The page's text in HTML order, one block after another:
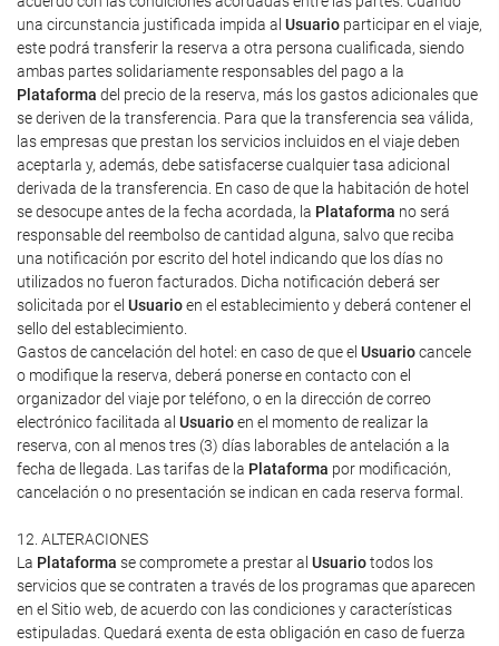
una circunstancia justificada impida al Usuario participar en el viaje,
este podrá transferir la reserva a otra persona cualificada, siendo
ambas partes solidariamente responsables del pago a la
Plataforma del precio de la reserva, más los gastos adicionales que
se deriven de la transferencia. Para que la transferencia sea válida,
las empresas que prestan los servicios incluidos en el viaje deben
aceptarla y, además, debe satisfacerse cualquier tasa adicional
derivada de la transferencia. En caso de que la habitación de hotel
se desocupe antes de la fecha acordada, la Plataforma no será
responsable del reembolso de cantidad alguna, salvo que reciba
una notificación por escrito del hotel indicando que los días no
utilizados no fueron facturados. Dicha notificación deberá ser
solicitada por el Usuarioen el establecimiento y deberá contener el
sello del establecimiento.
Gastos de cancelación del hotel: en caso de que el Usuariocancele
o modifique la reserva, deberá ponerse en contacto con el
organizador del viaje por teléfono, o en la dirección de correo
electrónico facilitada al Usuarioen el momento de realizar la
reserva, con al menos tres (3) días laborables de antelación a la
fecha de llegada. Las tarifas de la Plataforma por modificación,
cancelación o no presentación se indican en cada reserva formal.
12. ALTERACIONES
La Plataforma se compromete a prestar al Usuariotodos los
servicios que se contraten a través de los programas que aparecen
en el Sitio web, de acuerdo con las condiciones y características
estipuladas. Quedará exenta de esta obligación en caso de fuerza